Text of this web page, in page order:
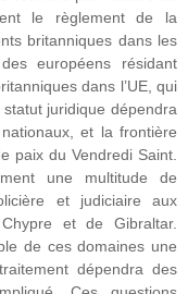
le règlement de la
britanniques dans les
européens résidant
dans l’UE, qui
juridique dépendra
et la frontière
paix du Vendredi Saint.
une multitude de
et judiciaire aux
et de Gibraltar.
de ces domaines une
dépendra des